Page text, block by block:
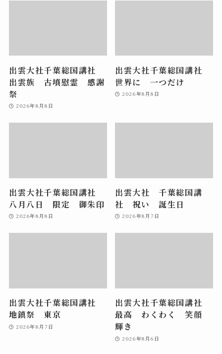
出雲大社千葉総国講社
出雲族 古墳慰霊 感謝
祭
2026年8月8日
出雲大社千葉総国講社
世界に 一つだけ
2026年8月8日
出雲大社千葉総国講社
八月八日 限定 御朱印
2026年8月8日
出雲大社 千葉総国講
社 祝い 誕生日
2026年8月7日
出雲大社千葉総国講社
地鎮祭 東京
2026年8月7日
出雲大社千葉総国講社
最高 わくわく 笑顔
輝き
2026年8月6日